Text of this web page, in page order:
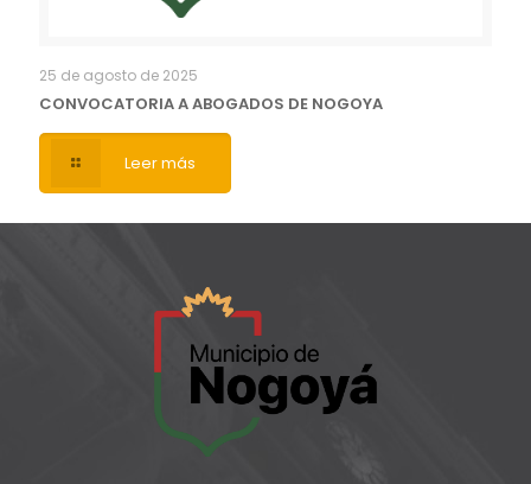
25 de agosto de 2025
CONVOCATORIA A ABOGADOS DE NOGOYA
Leer más